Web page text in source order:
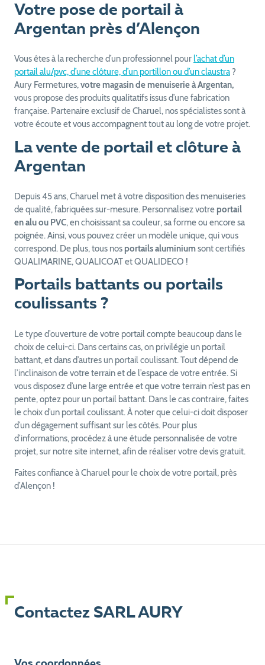
Votre pose de portail à
Argentan près d’Alençon
Vous êtes à la recherche d’un professionnel pourl’achat d’un
portail alu/pvc, d’une clôture, d’un portillon ou d’un claustra ?
Aury Fermetures,votre magasin de menuiserie à Argentan,
vous propose des produits qualitatifs issus d’une fabrication
française. Partenaire exclusif de Charuel, nos spécialistes sont à
votre écoute et vous accompagnent tout au long de votre projet.
La vente de portail et clôture à
Argentan
Depuis 45 ans, Charuel met à votre disposition des menuiseries
de qualité, fabriquées sur-mesure. Personnalisez votre portail
en alu ou PVC, en choisissant sa couleur, sa forme ou encore sa
poignée. Ainsi, vous pouvez créer un modèle unique, qui vous
correspond. De plus, tous nos portails aluminiumsont certifiés
QUALIMARINE, QUALICOAT et QUALIDECO !
Portails battants ou portails
coulissants ?
Le type d’ouverture de votre portail compte beaucoup dans le
choix de celui-ci. Dans certains cas, on privilégie un portail
battant, et dans d’autres un portail coulissant. Tout dépend de
l’inclinaison de votre terrain et de l’espace de votre entrée. Si
vous disposez d’une large entrée et que votre terrain n’est pas en
pente, optez pour un portail battant. Dans le cas contraire, faites
le choix d’un portail coulissant. À noter que celui-ci doit disposer
d’un dégagement suffisant sur les côtés. Pour plus
d’informations, procédez à une étude personnalisée de votre
projet, sur notre site internet, afin de réaliser votre devis gratuit.
Faites confiance à Charuel pour le choix de votre portail, près
d’Alençon !
Contactez SARL AURY